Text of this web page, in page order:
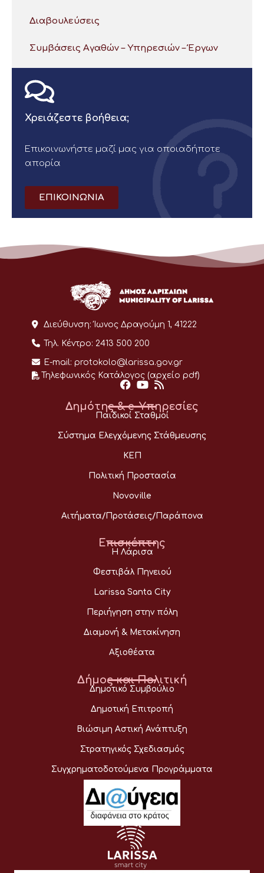
Διαβουλεύσεις
Συμβάσεις Αγαθών – Υπηρεσιών – Έργων
Χρειάζεστε βοήθεια;
Επικοινωνήστε μαζί μας για οποιαδήποτε
απορία
ΕΠΙΚΟΙΝΩΝΙΑ
Διεύθυνση: Ίωνος Δραγούμη 1, 41222
Τηλ. Κέντρο: 2413 500 200
E-mail: protokolo@larissa.gov.gr
Τηλεφωνικός Κατάλογος (αρχείο pdf)
Δημότης & e-Υπηρεσίες
Παιδικοί Σταθμοί
Σύστημα Ελεγχόμενης Στάθμευσης
ΚΕΠ
Πολιτική Προστασία
Novoville
Αιτήματα/Προτάσεις/Παράπονα
Επισκέπτης
Η Λάρισα
Φεστιβάλ Πηνειού
Larissa Santa City
Περιήγηση στην πόλη
Διαμονή & Μετακίνηση
Αξιοθέατα
Δήμος και Πολιτική
Δημοτικό Συμβούλιο
Δημοτική Επιτροπή
Βιώσιμη Αστική Ανάπτυξη
Στρατηγικός Σχεδιασμός
Συγχρηματοδοτούμενα Προγράμματα